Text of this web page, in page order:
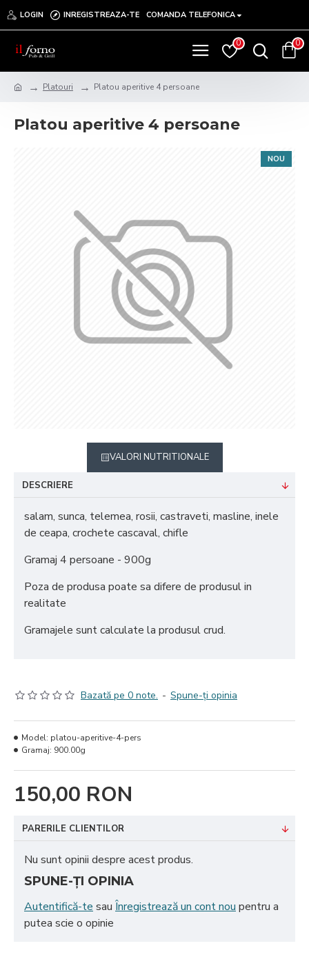
LOGIN INREGISTREAZA-TE COMANDA TELEFONICA
0 0
Platouri Platou aperitive 4 persoane
Platou aperitive 4 persoane
NOU
VALORI NUTRITIONALE
DESCRIERE
salam, sunca, telemea, rosii, castraveti, masline, inele
de ceapa, crochete cascaval, chifle
Gramaj 4 persoane - 900g
Poza de produsa poate sa difere de produsul in
realitate
Gramajele sunt calculate la produsul crud.
Bazată pe 0 note. - Spune-ţi opinia
150,00 RON
Model: platou-aperitive-4-pers
Gramaj: 900.00g
PARERILE CLIENTILOR
Nu sunt opinii despre acest produs.
SPUNE-ŢI OPINIA
Autentifică-te sau Înregistrează un cont nou pentru a
putea scie o opinie